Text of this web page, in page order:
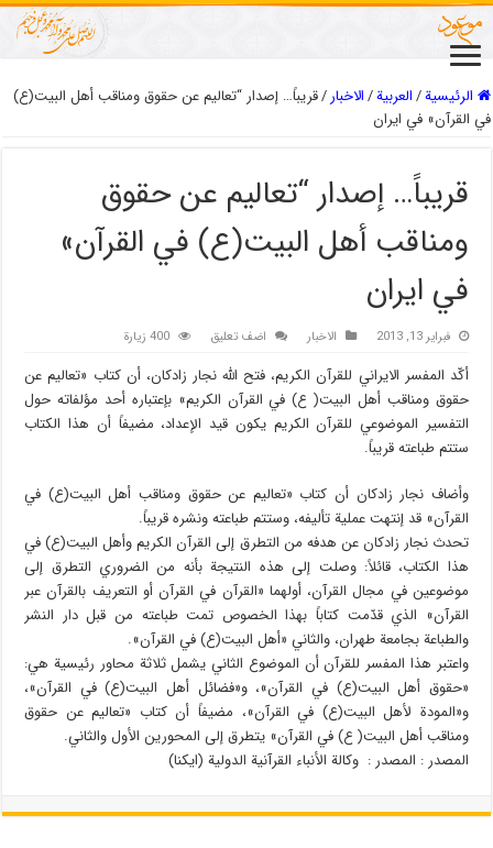
الرئيسية/العربیة/الاخبار/قريباً… إصدار “تعاليم عن حقوق ومناقب أهل البيت(ع)
في القرآن» في ايران
قريباً… إصدار “تعاليم عن حقوق
ومناقب أهل البيت(ع) في القرآن»
في ايران
فبراير 13, 2013 الاخبار اضف تعليق 400 زيارة
أكّد المفسر الايراني للقرآن الكريم، فتح الله نجار زادكان، أن كتاب «تعاليم عن
حقوق ومناقب أهل البيت( ع) في القرآن الكريم» بإعتباره أحد مؤلفاته حول
التفسير الموضوعي للقرآن الكريم يكون قيد الإعداد، مضيفاً أن هذا الكتاب
ستتم طباعته قريباً.
وأضاف نجار زادكان أن كتاب «تعاليم عن حقوق ومناقب أهل البيت(ع) في
القرآن» قد إنتهت عملية تأليفه، وستتم طباعته ونشره قريباً.
تحدث نجار زادكان عن هدفه من التطرق إلى القرآن الكريم وأهل البيت(ع) في
هذا الكتاب، قائلاً: وصلت إلى هذه النتيجة بأنه من الضروري التطرق إلى
موضوعين في مجال القرآن، أولهما «القرآن في القرآن أو التعريف بالقرآن عبر
القرآن» الذي قدّمت كتاباً بهذا الخصوص تمت طباعته من قبل دار النشر
والطباعة بجامعة طهران، والثاني «أهل البيت(ع) في القرآن».
واعتبر هذا المفسر للقرآن أن الموضوع الثاني يشمل ثلاثة محاور رئيسية هي:
«حقوق أهل البيت(ع) في القرآن»، و«فضائل أهل البيت(ع) في القرآن»،
و«المودة لأهل البيت(ع) في القرآن»، مضيفاً أن كتاب «تعاليم عن حقوق
ومناقب أهل البيت( ع) في القرآن» يتطرق إلى المحورين الأول والثاني.
المصدر : المصدر : وكالة الأنباء القرآنية الدولية (ايكنا)